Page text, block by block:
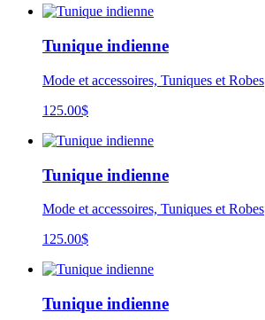
Tunique indienne
Mode et accessoires, Tuniques et Robes
125.00$
Tunique indienne
Mode et accessoires, Tuniques et Robes
125.00$
Tunique indienne